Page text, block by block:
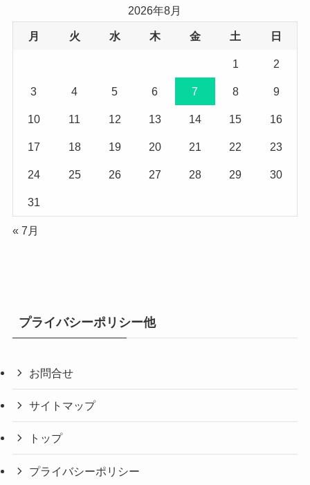
2026年8月
月 火 水 木 金 土 日
1 2
3 4 5 6 7 8 9
10 11 12 13 14 15 16
17 18 19 20 21 22 23
24 25 26 27 28 29 30
31
« 7月
プライバシーポリシー他
お問合せ
サイトマップ
トップ
プライバシーポリシー